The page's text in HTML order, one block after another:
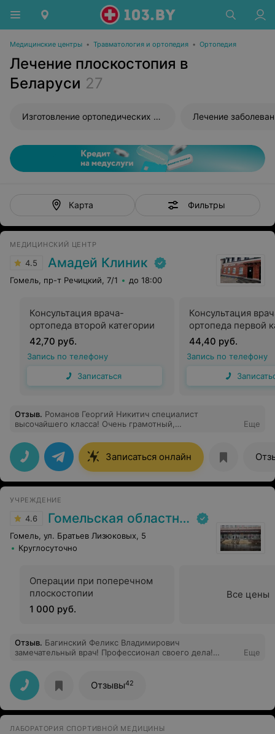
Медицинские центры • Травматология и ортопедия • Ортопедия
Лечение плоскостопия в
Беларуси 27
Изготовление ортопедических стелек
Карта Фильтры
МЕДИЦИНСКИЙ ЦЕНТР
4.5 Амадей Клиник
Гомель, пр-т Речицкий, 7/1 до 18:00
Консультация врача-
ортопеда второй категории
42,70 руб.
Запись по телефону
Записаться
Консультация
ортопеда первой
44,40 руб.
Запись по телефону
Отзыв. Романов Георгий Никитич специалист
высочайшего класса! Очень грамотный,
помог мне и подробно ответил на все мои вопросы.
Однозначно буду рекомендовать как одного из лучших
специалистов.
Еще
Записаться онлайн
УЧРЕЖДЕНИЕ
4.6 Гомельская областная клиническая больница
Гомель, ул. Братьев Лизюковых, 5
Круглосуточно
Операции при поперечном
плоскостопии
1 000 руб.
Все цены
Отзыв. Багинский Феликс Владимирович
замечательный врач! Профессионал своего дела!
обьясняет! Такой врач меняет оношение и веру во
врачей в лучшую сторону. Выражаю ему огромную
благодарность!
Еще
Отзывы42
ЛАБОРАТОРИЯ СПОРТИВНОЙ МЕДИЦИНЫ